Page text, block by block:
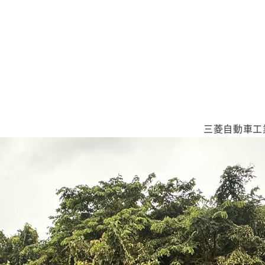
三菱自動車